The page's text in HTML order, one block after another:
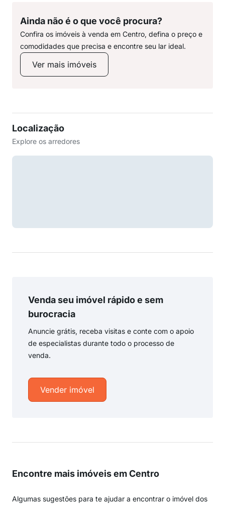
Ainda não é o que você procura?
Confira os imóveis à venda em Centro, defina o preço e
comodidades que precisa e encontre seu lar ideal.
Ver mais imóveis
Localização
Explore os arredores
Venda seu imóvel rápido e sem
burocracia
Anuncie grátis, receba visitas e conte com o apoio
de especialistas durante todo o processo de
venda.
Vender imóvel
Encontre mais imóveis em Centro
Algumas sugestões para te ajudar a encontrar o imóvel dos